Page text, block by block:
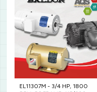
EL11307M - 3/4 HP, 1800